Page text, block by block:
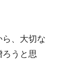
ら、大切な
うと思